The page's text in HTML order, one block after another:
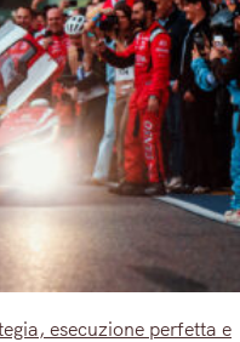
esecuzione perfetta e